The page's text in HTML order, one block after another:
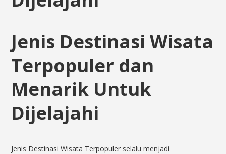
Jenis Destinasi Wisata
Terpopuler dan
Menarik Untuk
Dijelajahi
Jenis Destinasi Wisata Terpopuler selalu menjadi